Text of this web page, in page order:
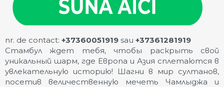
nr. de contact: +37360051919 sau +37361281919
Стамбул ждет тебя, чтобы раскрыть свой
уникальный шарм, где Европа и Азия сплетаются в
увлекательную историю! Шагни в мир султанов,
посетив величественную мечеть Чамлыджа и